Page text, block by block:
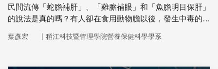
民間流傳「蛇膽補肝」、「雞膽補眼」和「魚膽明目保肝」
的說法是真的嗎？有人卻在食用動物膽以後，發生中毒的情
葉彥宏 ｜ 稻江科技暨管理學院營養保健科學學系